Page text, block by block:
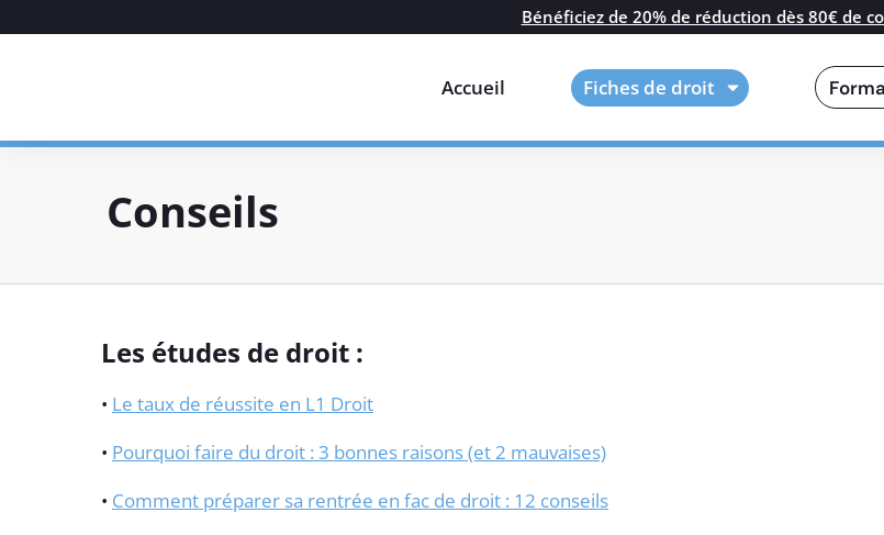
Bénéficiez de 20% de réduction dès 80€ de
Accueil Fiches de droit
Conseils
Les études de droit :
• Le taux de réussite en L1 Droit
• Pourquoi faire du droit : 3 bonnes raisons (et 2 mauvaises)
• Comment préparer sa rentrée en fac de droit : 12 conseils